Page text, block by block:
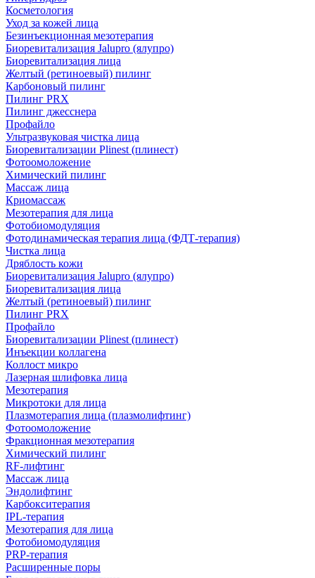
Косметология
Уход за кожей лица
Безинъекционная мезотерапия
Биоревитализация Jalupro (ялупро)
Биоревитализация лица
Желтый (ретиноевый) пилинг
Карбоновый пилинг
Пилинг PRX
Пилинг джесснера
Профайло
Ультразвуковая чистка лица
Биоревитализации Plinest (плинест)
Фотоомоложение
Химический пилинг
Массаж лица
Криомассаж
Мезотерапия для лица
Фотобиомодуляция
Фотодинамическая терапия лица (ФДТ-терапия)
Чистка лица
Дряблость кожи
Биоревитализация Jalupro (ялупро)
Биоревитализация лица
Желтый (ретиноевый) пилинг
Пилинг PRX
Профайло
Биоревитализации Plinest (плинест)
Инъекции коллагена
Коллост микро
Лазерная шлифовка лица
Мезотерапия
Микротоки для лица
Плазмотерапия лица (плазмолифтинг)
Фотоомоложение
Фракционная мезотерапия
Химический пилинг
RF-лифтинг
Массаж лица
Эндолифтинг
Карбокситерапия
IPL‑терапия
Мезотерапия для лица
Фотобиомодуляция
PRP-терапия
Расширенные поры